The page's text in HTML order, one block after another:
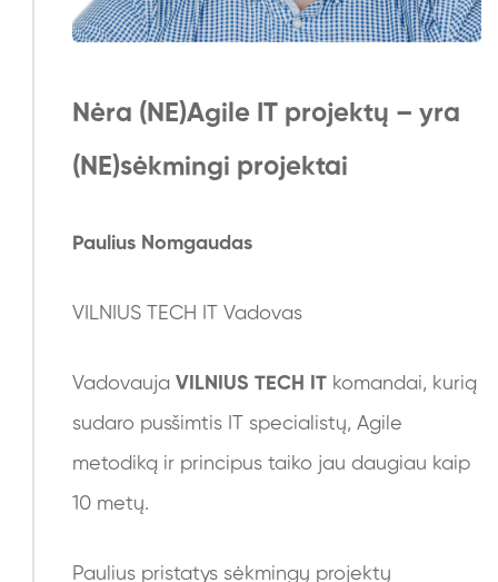
Nėra (NE)Agile IT projektų – yra
(NE)sėkmingi projektai
Paulius Nomgaudas
VILNIUS TECH IT Vadovas
Vadovauja VILNIUS TECH IT komandai, kurią
sudaro pusšimtis IT specialistų, Agile
metodiką ir principus taiko jau daugiau kaip
10 metų.
Paulius pristatys sėkmingų projektų